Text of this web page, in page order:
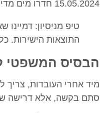
15.05.2024 חדרו מים מדירתך, הנמצאת בקומה מעליי, וגרמו לנזקי רטיבות בתקרת הסלון בדירתי".
טיפ מניסיון:
התוצאות הישירות.
הבסיס המשפטי
מיד אחרי העובדות, צריך
סתם בקשה, אלא דרישה